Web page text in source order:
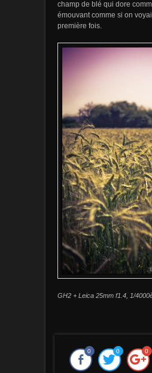
champ de blé qui dore
émouvant comme si on
première fois.
GH2 + Leica 25mm f1.4, 1/
0 0 0